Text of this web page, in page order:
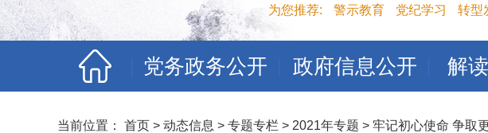
为您推荐: 警示教育 党纪学习 转型
党务政务公开 政府信息公开 解
当前位置： 首页 > 动态信息 > 专题专栏 > 2021年专题 > 牢记初心使命 争取